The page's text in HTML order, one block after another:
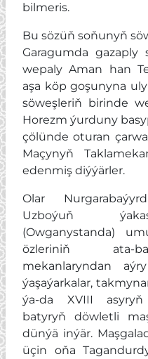
bilmeris.
Bu sözüň soňunyň
Garagumda gazaply
wepaly Aman han
aşa köp goşunyna
söweşleriň birinde
Horezm ýurduny
çölünde oturan
Maçynyň
edenmiş diýýärler.
Olar
Uzboýuň
(Owganystanda)
özleriniň ata-
mekanlaryndan
ýaşaýarkalar,
ýa-da XVIII asyryň
batyryň döwletli
dünýä inýär.
üçin oňa